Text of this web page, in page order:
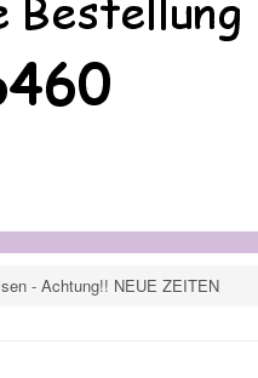
- Achtung!! NEUE ZEITEN